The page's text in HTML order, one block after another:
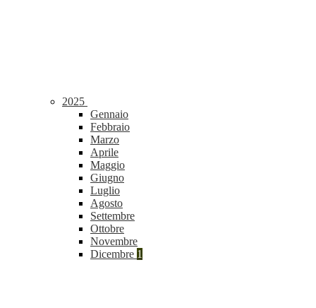
2025
Gennaio
Febbraio
Marzo
Aprile
Maggio
Giugno
Luglio
Agosto
Settembre
Ottobre
Novembre
Dicembre 1